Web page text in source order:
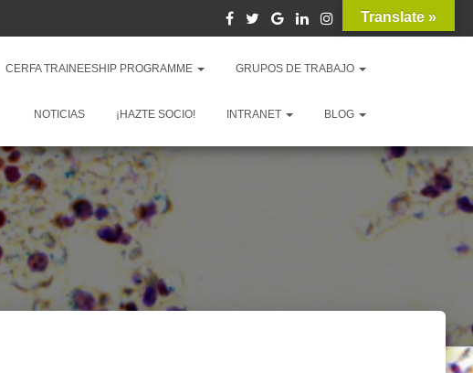
CERFA TRAINEESHIP PROGRAMME GRUPOS DE TRABAJO
NOTICIAS ¡HAZTE SOCIO! INTRANET BLOG
Translate »